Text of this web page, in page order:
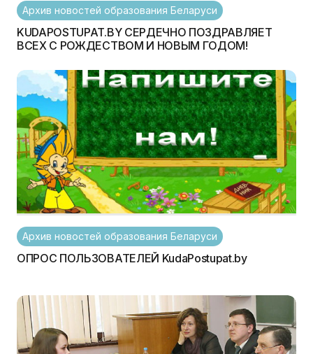
Архив новостей образования Беларуси
KUDAPOSTUPAT.BY СЕРДЕЧНО ПОЗДРАВЛЯЕТ
ВСЕХ С РОЖДЕСТВОМ И НОВЫМ ГОДОМ!
Архив новостей образования Беларуси
ОПРОС ПОЛЬЗОВАТЕЛЕЙ KudaPostupat.by